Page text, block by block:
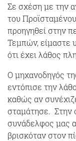
Σε σχέση με την
του
προηγηθεί στην
Τεμπών, είμαστε
ότι έχει λάθος
Ο μηχανοδηγός
εντόπισε την
καθώς αν
σταμάτησε. Στην
συνάδελφος μας
βρισκόταν στον